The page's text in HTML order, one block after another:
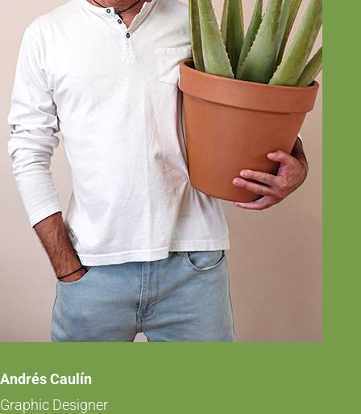
Andrés Caulín
Graphic Designer